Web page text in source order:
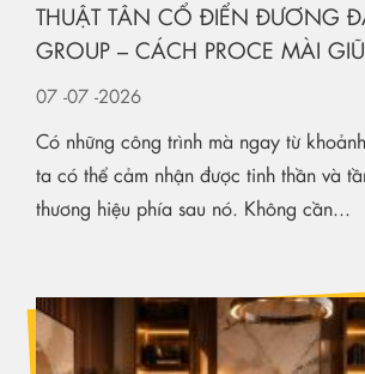
THUẬT TÂN CỔ ĐIỂN ĐƯƠNG
GROUP – CÁCH PROCE MÀI
KIẾN TẠO KHÔNG GIAN HẠNG
07 -07 -2026
Có những công trình mà ngay từ
ta có thể cảm nhận được tinh thần và
thương hiệu phía sau nó. Không cần...